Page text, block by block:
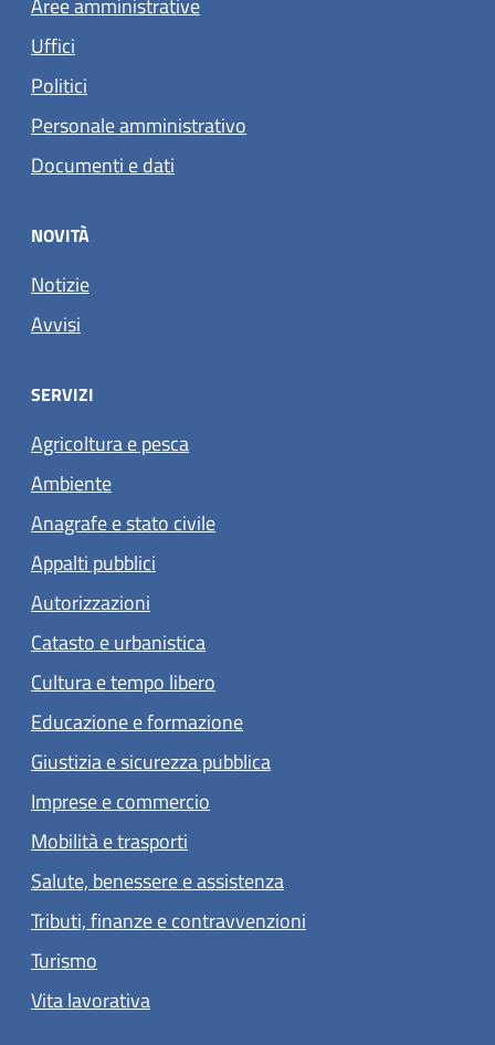
Uffici
Politici
Personale amministrativo
Documenti e dati
NOVITÀ
Notizie
Avvisi
SERVIZI
Agricoltura e pesca
Ambiente
Anagrafe e stato civile
Appalti pubblici
Autorizzazioni
Catasto e urbanistica
Cultura e tempo libero
Educazione e formazione
Giustizia e sicurezza pubblica
Imprese e commercio
Mobilità e trasporti
Salute, benessere e assistenza
Tributi, finanze e contravvenzioni
Turismo
Vita lavorativa